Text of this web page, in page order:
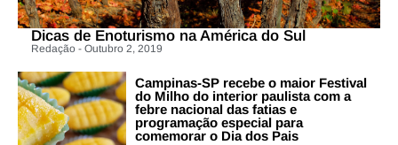
Dicas de Enoturismo na América do Sul
Redação - Outubro 2, 2019
Campinas-SP recebe o maior Festival
do Milho do interior paulista com a
febre nacional das fatias e
programação especial para
comemorar o Dia dos Pais